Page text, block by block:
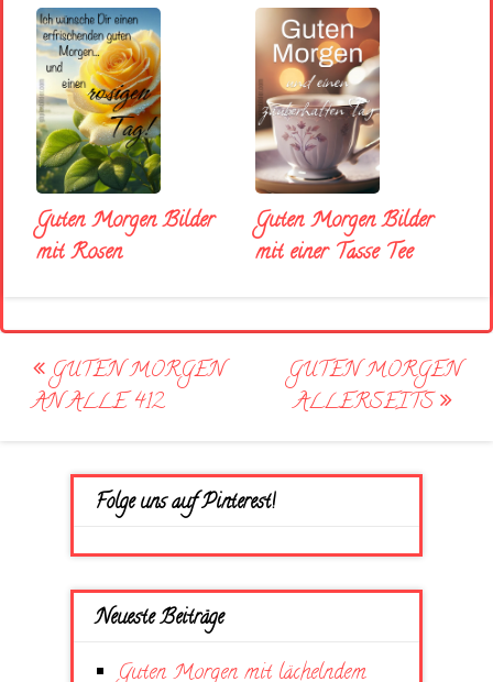
Guten Morgen Bilder
mit Rosen
Guten Morgen Bilder
mit einer Tasse Tee
Post
navigation
GUTEN MORGEN
AN ALLE 412
GUTEN MORGEN
ALLERSEITS
Folge uns auf Pinterest!
Neueste Beiträge
Guten Morgen mit lächelndem